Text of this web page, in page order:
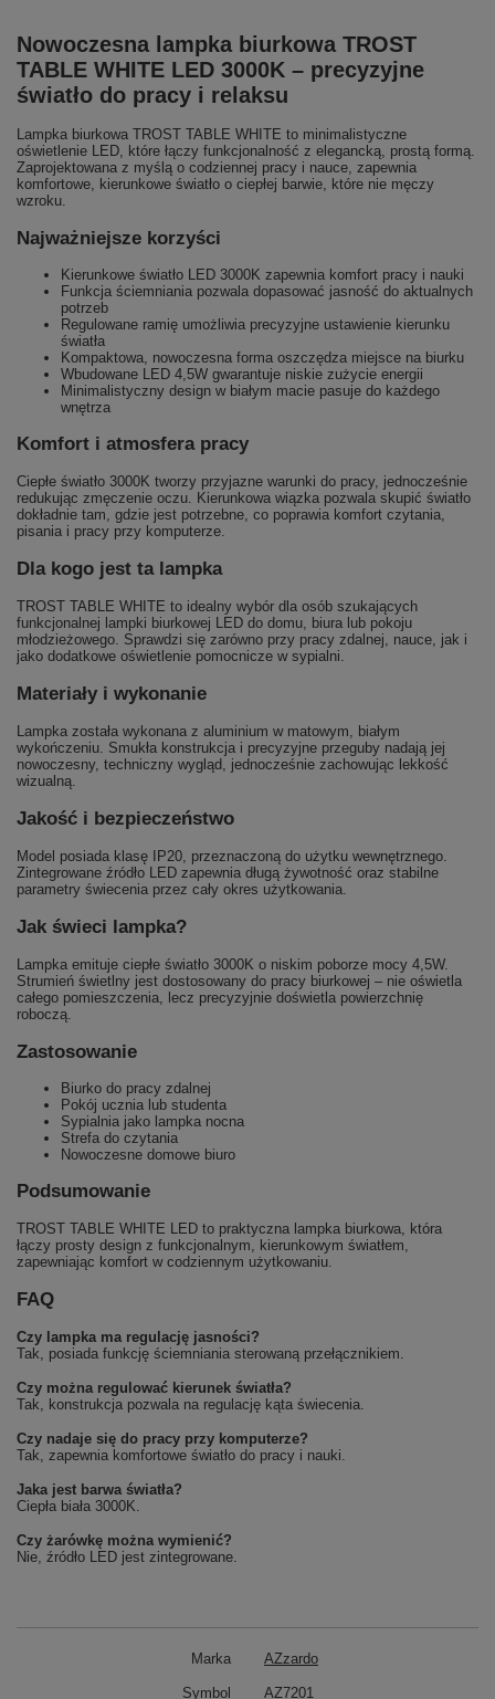
Nowoczesna lampka biurkowa TROST
TABLE WHITE LED 3000K – precyzyjne
światło do pracy i relaksu
Lampka biurkowa TROST TABLE WHITE to minimalistyczne
oświetlenie LED, które łączy funkcjonalność z elegancką, prostą formą.
Zaprojektowana z myślą o codziennej pracy i nauce, zapewnia
komfortowe, kierunkowe światło o ciepłej barwie, które nie męczy
wzroku.
Najważniejsze korzyści
Kierunkowe światło LED 3000K zapewnia komfort pracy i nauki
Funkcja ściemniania pozwala dopasować jasność do aktualnych
potrzeb
Regulowane ramię umożliwia precyzyjne ustawienie kierunku
światła
Kompaktowa, nowoczesna forma oszczędza miejsce na biurku
Wbudowane LED 4,5W gwarantuje niskie zużycie energii
Minimalistyczny design w białym macie pasuje do każdego
wnętrza
Komfort i atmosfera pracy
Ciepłe światło 3000K tworzy przyjazne warunki do pracy, jednocześnie
redukując zmęczenie oczu. Kierunkowa wiązka pozwala skupić światło
dokładnie tam, gdzie jest potrzebne, co poprawia komfort czytania,
pisania i pracy przy komputerze.
Dla kogo jest ta lampka
TROST TABLE WHITE to idealny wybór dla osób szukających
funkcjonalnej lampki biurkowej LED do domu, biura lub pokoju
młodzieżowego. Sprawdzi się zarówno przy pracy zdalnej, nauce, jak i
jako dodatkowe oświetlenie pomocnicze w sypialni.
Materiały i wykonanie
Lampka została wykonana z aluminium w matowym, białym
wykończeniu. Smukła konstrukcja i precyzyjne przeguby nadają jej
nowoczesny, techniczny wygląd, jednocześnie zachowując lekkość
wizualną.
Jakość i bezpieczeństwo
Model posiada klasę IP20, przeznaczoną do użytku wewnętrznego.
Zintegrowane źródło LED zapewnia długą żywotność oraz stabilne
parametry świecenia przez cały okres użytkowania.
Jak świeci lampka?
Lampka emituje ciepłe światło 3000K o niskim poborze mocy 4,5W.
Strumień świetlny jest dostosowany do pracy biurkowej – nie oświetla
całego pomieszczenia, lecz precyzyjnie doświetla powierzchnię
roboczą.
Zastosowanie
Biurko do pracy zdalnej
Pokój ucznia lub studenta
Sypialnia jako lampka nocna
Strefa do czytania
Nowoczesne domowe biuro
Podsumowanie
TROST TABLE WHITE LED to praktyczna lampka biurkowa, która
łączy prosty design z funkcjonalnym, kierunkowym światłem,
zapewniając komfort w codziennym użytkowaniu.
FAQ
Czy lampka ma regulację jasności?
Tak, posiada funkcję ściemniania sterowaną przełącznikiem.
Czy można regulować kierunek światła?
Tak, konstrukcja pozwala na regulację kąta świecenia.
Czy nadaje się do pracy przy komputerze?
Tak, zapewnia komfortowe światło do pracy i nauki.
Jaka jest barwa światła?
Ciepła biała 3000K.
Czy żarówkę można wymienić?
Nie, źródło LED jest zintegrowane.
Marka AZzardo
Symbol AZ7201